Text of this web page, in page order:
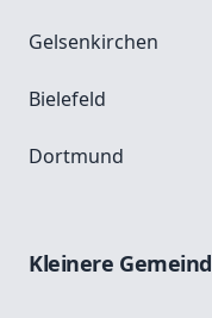
Gelsenkirchen
Bielefeld
Dortmund
Kleinere